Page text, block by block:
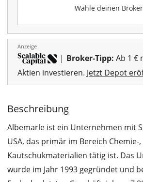
Wähle deinen Broker
Anzeige
| Broker-Tipp: Ab 1 €
Aktien investieren. Jetzt Depot
Beschreibung
Albemarle ist ein Unternehmen mit
USA, das primär im Bereich
Kautschukmaterialien tätig ist. Das
wurde im Jahr 1993 gegründet und